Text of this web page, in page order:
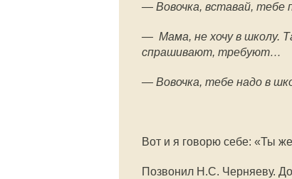
— Вовочка, вставай, тебе
— Мама, не хочу в школу.
спрашивают, требуют…
— Вовочка, тебе надо в
Вот и я говорю себе: «Ты
Позвонил Н.С. Черняеву.